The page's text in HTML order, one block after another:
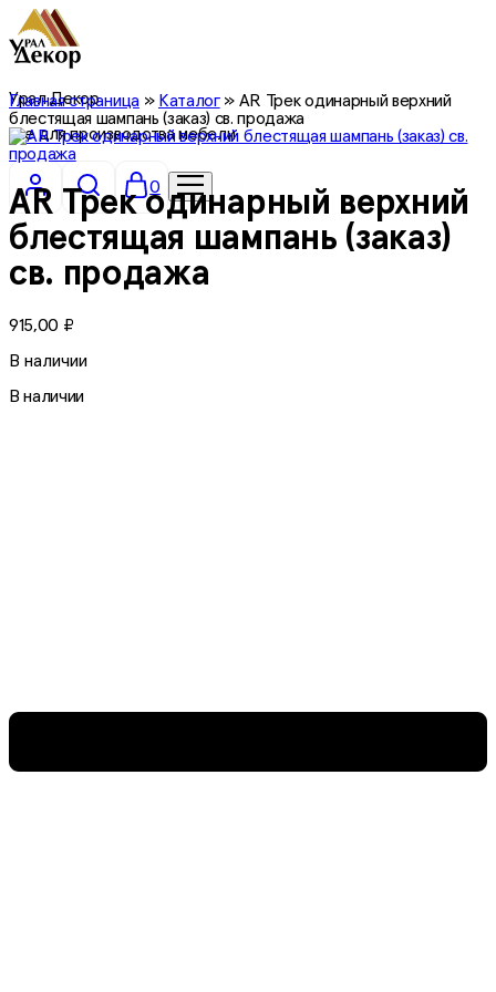
Урал Декор
все для производства мебели
0
Главная страница» Каталог» AR Трек одинарный верхний
блестящая шампань (заказ) св. продажа
AR Трек одинарный верхний
блестящая шампань (заказ)
св. продажа
915,00 ₽
В наличии
В наличии